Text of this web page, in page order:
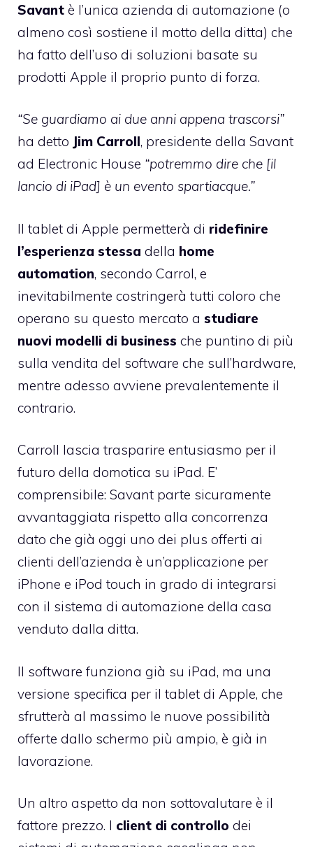
Savant è l’unica azienda di automazione (o
almeno così sostiene il motto della ditta) che
ha fatto dell’uso di soluzioni basate su
prodotti Apple il proprio punto di forza.
“Se guardiamo ai due anni appena trascorsi”
ha detto Jim Carroll, presidente della Savant
ad Electronic House “potremmo dire che [il
lancio di iPad] è un evento spartiacque.”
Il tablet di Apple permetterà di ridefinire
l’esperienza stessa della home
automation, secondo Carrol, e
inevitabilmente costringerà tutti coloro che
operano su questo mercato a studiare
nuovi modelli di business che puntino di più
sulla vendita del software che sull’hardware,
mentre adesso avviene prevalentemente il
contrario.
Carroll lascia trasparire entusiasmo per il
futuro della domotica su iPad. E’
comprensibile: Savant parte sicuramente
avvantaggiata rispetto alla concorrenza
dato che già oggi uno dei plus offerti ai
clienti dell’azienda è un’applicazione per
iPhone e iPod touch in grado di integrarsi
con il sistema di automazione della casa
venduto dalla ditta.
Il software funziona già su iPad, ma una
versione specifica per il tablet di Apple, che
sfrutterà al massimo le nuove possibilità
offerte dallo schermo più ampio, è già in
lavorazione.
Un altro aspetto da non sottovalutare è il
fattore prezzo. I client di controllo dei